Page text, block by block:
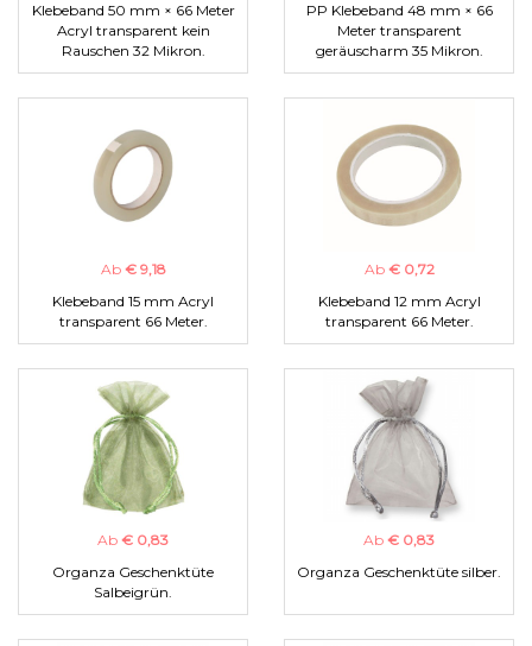
Klebeband 50 mm × 66 Meter
Acryl transparent kein
Rauschen 32 Mikron.
PP Klebeband 48 mm × 66
Meter transparent
geräuscharm 35 Mikron.
Ab € 9,18
Klebeband 15 mm Acryl
transparent 66 Meter.
Ab € 0,72
Klebeband 12 mm Acryl
transparent 66 Meter.
Ab € 0,83
Organza Geschenktüte
Salbeigrün.
Ab € 0,83
Organza Geschenktüte silber.